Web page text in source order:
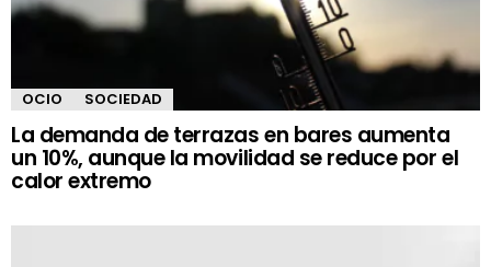
OCIO SOCIEDAD
La demanda de terrazas en bares aumenta
un 10%, aunque la movilidad se reduce por el
calor extremo